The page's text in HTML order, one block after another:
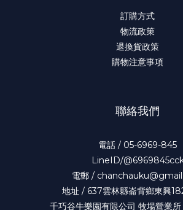
訂購方式
物流政策
退換貨政策
購物注意事項
聯絡我們
電話 / 05-6969-845
LineID/
電郵 /
地址 / 637雲林縣崙背鄉東興
千巧谷牛樂園有限公司 牧場營業